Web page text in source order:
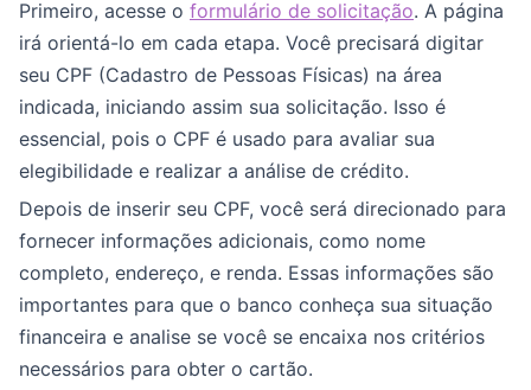
Primeiro, acesse o formulário de solicitação. A página
irá orientá-lo em cada etapa. Você precisará digitar
seu CPF (Cadastro de Pessoas Físicas) na área
indicada, iniciando assim sua solicitação. Isso é
essencial, pois o CPF é usado para avaliar sua
elegibilidade e realizar a análise de crédito.
Depois de inserir seu CPF, você será direcionado para
fornecer informações adicionais, como nome
completo, endereço, e renda. Essas informações são
importantes para que o banco conheça sua situação
financeira e analise se você se encaixa nos critérios
necessários para obter o cartão.